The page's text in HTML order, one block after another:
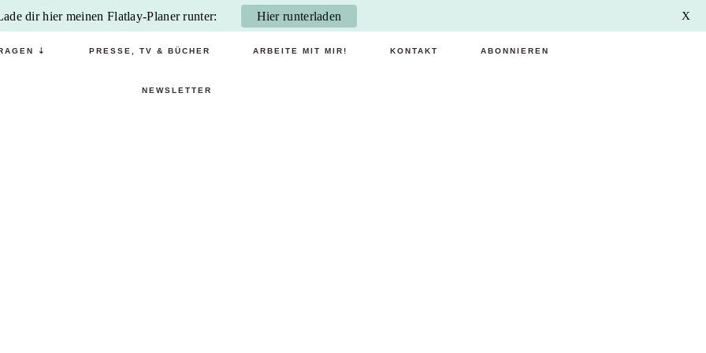
⇣ PRESSE, TV & BÜCHER ARBEITE MIT MIR! KONTAKT ABONNIEREN
NEWSLETTER
dir hier meinen Flatlay-Planer runter: Hier runterladen X